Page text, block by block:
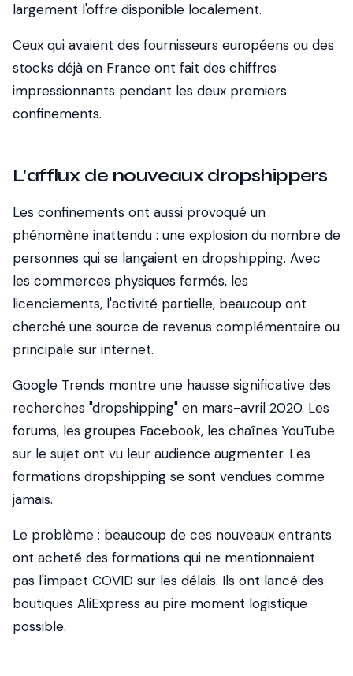
largement l'offre disponible localement.
Ceux qui avaient des fournisseurs européens ou des
stocks déjà en France ont fait des chiffres
impressionnants pendant les deux premiers
confinements.
L'afflux de nouveaux dropshippers
Les confinements ont aussi provoqué un
phénomène inattendu : une explosion du nombre de
personnes qui se lançaient en dropshipping. Avec
les commerces physiques fermés, les
licenciements, l'activité partielle, beaucoup ont
cherché une source de revenus complémentaire ou
principale sur internet.
Google Trends montre une hausse significative des
recherches "dropshipping" en mars-avril 2020. Les
forums, les groupes Facebook, les chaînes YouTube
sur le sujet ont vu leur audience augmenter. Les
formations dropshipping se sont vendues comme
jamais.
Le problème : beaucoup de ces nouveaux entrants
ont acheté des formations qui ne mentionnaient
pas l'impact COVID sur les délais. Ils ont lancé des
boutiques AliExpress au pire moment logistique
possible.